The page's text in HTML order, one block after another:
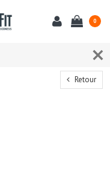
0
Retour